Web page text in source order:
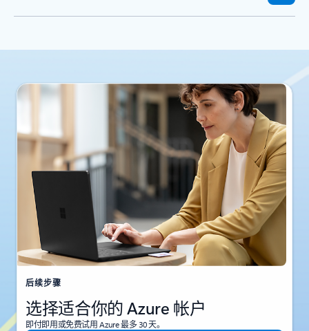
后续步骤
选择适合你的 Azure 帐户
即付即用或免费试用 Azure 最多 30 天。